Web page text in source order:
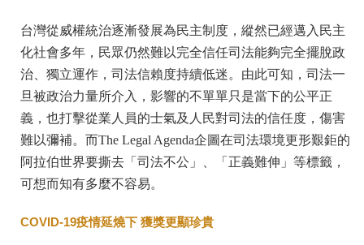
台灣從威權統治逐漸發展為民主制度，縱然已經邁入民主
化社會多年，民眾仍然難以完全信任司法能夠完全擺脫政
治、獨立運作，司法信賴度持續低迷。由此可知，司法一
旦被政治力量所介入，影響的不單單只是當下的公平正
義，也打擊從業人員的士氣及人民對司法的信任度，傷害
難以彌補。而The Legal Agenda企圖在司法環境更形艱鉅的
阿拉伯世界要撕去「司法不公」、「正義難伸」等標籤，
可想而知有多麼不容易。
COVID-19疫情延燒下 獲獎更顯珍貴